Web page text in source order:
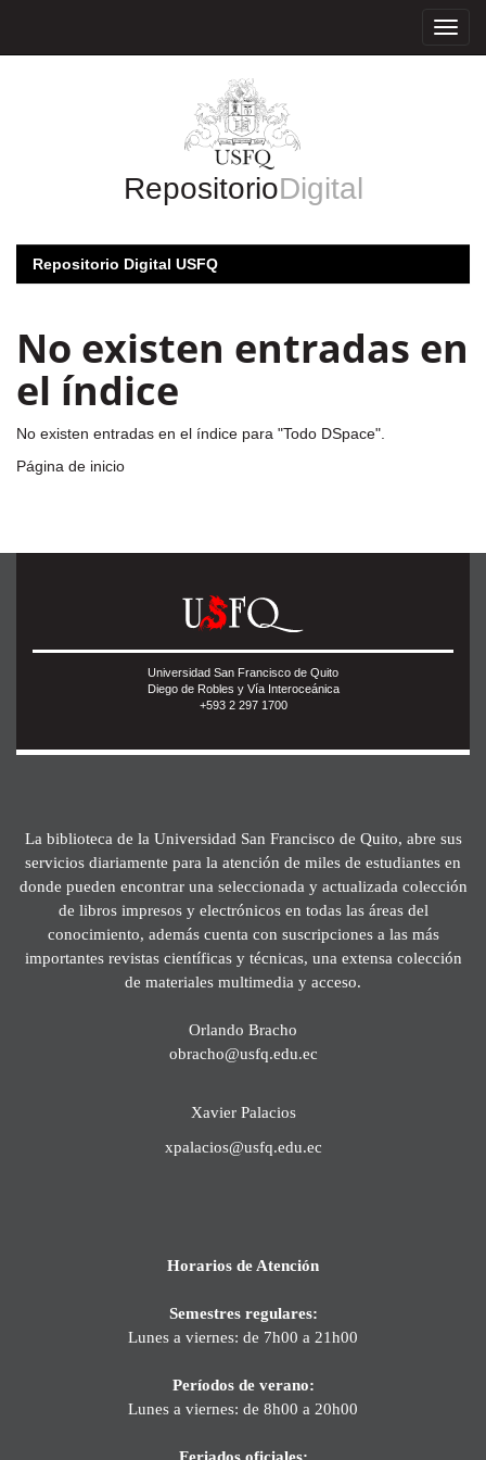
RepositorioDigital
Repositorio Digital USFQ
No existen entradas en
el índice
No existen entradas en el índice para "Todo DSpace".
Página de inicio
Universidad San Francisco de Quito
Diego de Robles y Vía Interoceánica
+593 2 297 1700
La biblioteca de la Universidad San Francisco de Quito, abre sus
servicios diariamente para la atención de miles de estudiantes en
donde pueden encontrar una seleccionada y actualizada colección
de libros impresos y electrónicos en todas las áreas del
conocimiento, además cuenta con suscripciones a las más
importantes revistas científicas y técnicas, una extensa colección
de materiales multimedia y acceso.
Orlando Bracho
obracho@usfq.edu.ec
Xavier Palacios
xpalacios@usfq.edu.ec
Horarios de Atención
Semestres regulares:
Lunes a viernes: de 7h00 a 21h00
Períodos de verano:
Lunes a viernes: de 8h00 a 20h00
Feriados oficiales: